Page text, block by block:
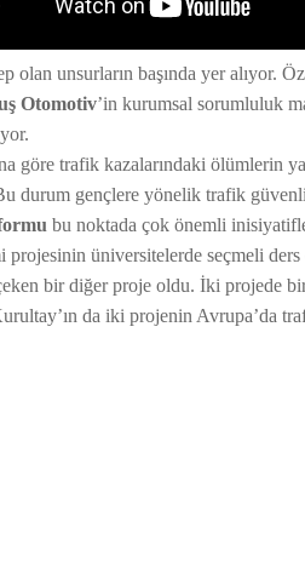
olan unsurların başında yer alıyor.
Otomotiv’in kurumsal sorumluluk
göre trafik kazalarındaki ölümlerin
durum gençlere yönelik trafik
bu noktada çok önemli
üniversitelerde seçmeli ders
çeken bir diğer proje oldu. İki
da iki projenin Avrupa’da